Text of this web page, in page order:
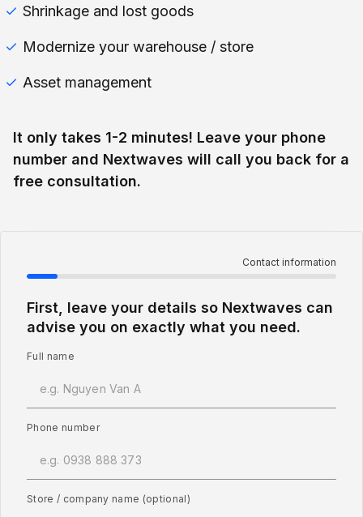
Shrinkage and lost goods
Modernize your warehouse / store
Asset management
It only takes 1-2 minutes! Leave your phone
number and Nextwaves will call you back for a
free consultation.
Contact information
First, leave your details so Nextwaves can
advise you on exactly what you need.
Full name
Phone number
Store / company name (optional)